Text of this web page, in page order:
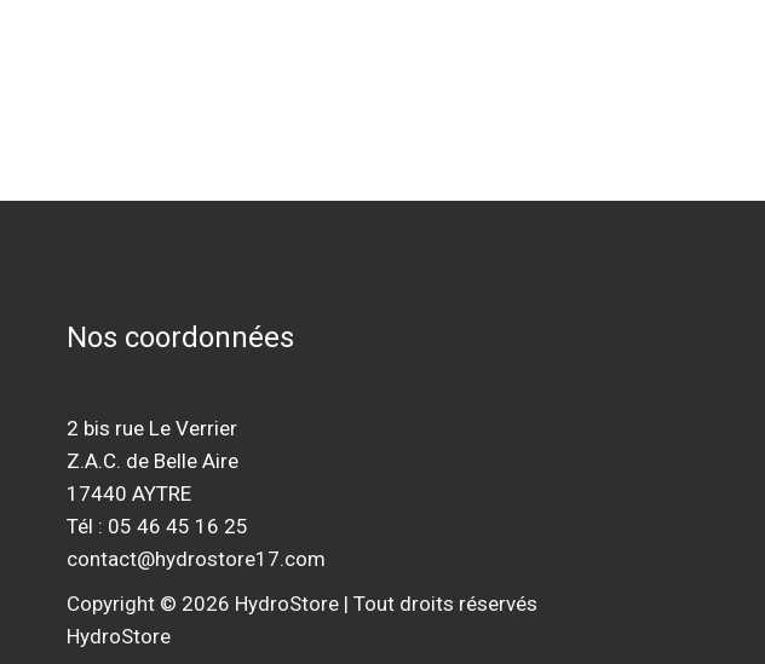
Nos coordonnées
2 bis rue Le Verrier
Z.A.C. de Belle Aire
17440 AYTRE
Tél : 05 46 45 16 25
contact@hydrostore17.com
Copyright © 2026 HydroStore | Tout droits réservés
HydroStore